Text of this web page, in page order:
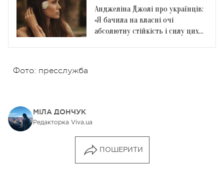
Анджеліна Джолі про українців:
«Я бачила на власні очі
абсолютну стійкість і силу цих
Фото: пресслужба
МІЛА ДОНЧУК
Редакторка Viva.ua
ПОШЕРИТИ